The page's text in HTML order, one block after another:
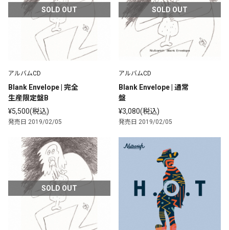
SOLD OUT
アルバムCD
Blank Envelope | 完全
生産限定盤B
¥5,500(税込)
発売日 2019/02/05
SOLD OUT
アルバムCD
Blank Envelope | 通常
盤
¥3,080(税込)
発売日 2019/02/05
SOLD OUT